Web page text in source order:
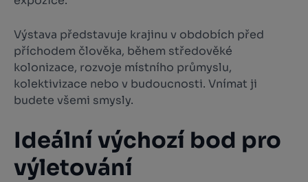
Výstava představuje krajinu v obdobích před
příchodem člověka, během středověké
kolonizace, rozvoje místního průmyslu,
kolektivizace nebo v budoucnosti. Vnímat ji
budete všemi smysly.
Ideální výchozí bod pro
výletování